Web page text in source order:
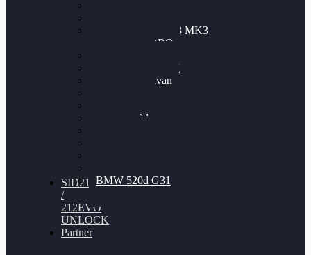
Nissan GT-R35 3.8 MK3
V6 TWINTURBO
VW Passat 2.0TDI
VW T6 Multivan
BMW 120d
BMW 520d G31
SID212
/
212EVO
UNLOCK
Partner